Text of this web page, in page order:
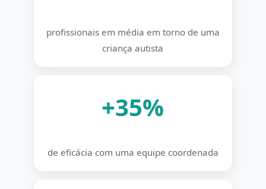
profissionais em média em torno de uma
criança autista
+35%
de eficácia com uma equipe coordenada